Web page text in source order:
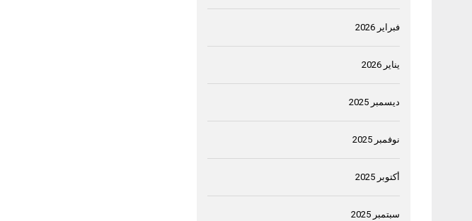
فبراير 2026
يناير 2026
ديسمبر 2025
نوفمبر 2025
أكتوبر 2025
سبتمبر 2025